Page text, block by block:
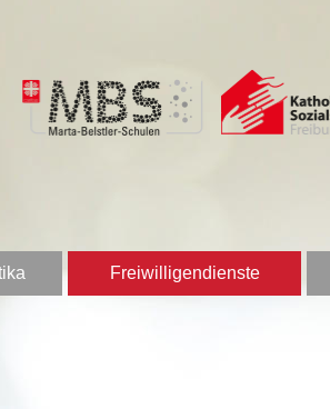
Freiwilligendienste